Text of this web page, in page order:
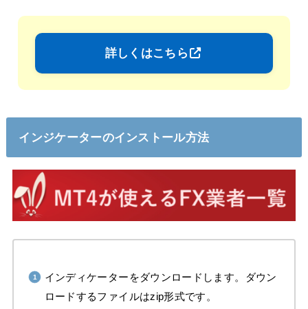
詳しくはこちら
インジケーターのインストール方法
インディケーターをダウンロードします。ダウン
ロードするファイルはzip形式です。